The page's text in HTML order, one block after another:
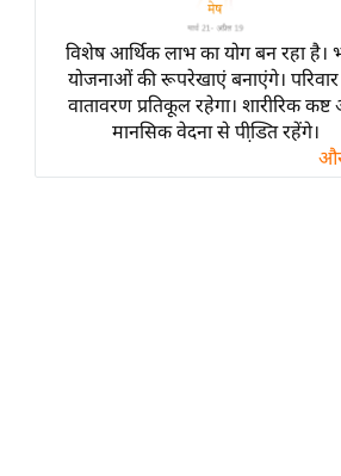
व्रत
त्योहार
राशिफल
विश्लेषण
विशेष आर्थिक लाभ का योग बन रहा है।
योजनाओं की रूपरेखाएं बनाएंगे।
वातावरण प्रतिकूल रहेगा। शारीरिक
मानसिक वेदना से पीडि़त रहेंगे।